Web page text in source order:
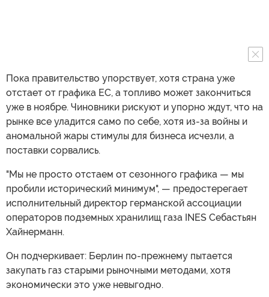
Пока правительство упорствует, хотя страна уже
отстает от графика ЕС, а топливо может закончиться
уже в ноябре. Чиновники рискуют и упорно ждут, что на
рынке все уладится само по себе, хотя из-за войны и
аномальной жары стимулы для бизнеса исчезли, а
поставки сорвались.
"Мы не просто отстаем от сезонного графика — мы
пробили исторический минимум", — предостерегает
исполнительный директор германской ассоциации
операторов подземных хранилищ газа INES Себастьян
Хайнерманн.
Он подчеркивает: Берлин по-прежнему пытается
закупать газ старыми рыночными методами, хотя
экономически это уже невыгодно.